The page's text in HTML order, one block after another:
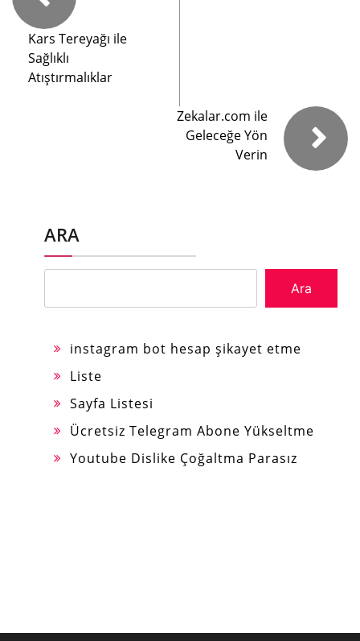
Kars Tereyağı ile
Sağlıklı
Atıştırmalıklar
Zekalar.com ile
Geleceğe Yön
Verin
ARA
Ara
instagram bot hesap şikayet etme
Liste
Sayfa Listesi
Ücretsiz Telegram Abone Yükseltme
Youtube Dislike Çoğaltma Parasız